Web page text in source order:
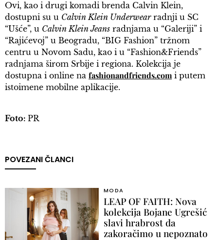
Ovi, kao i drugi komadi brenda Calvin Klein,
dostupni su u Calvin Klein Underwearradnji u SC
“Ušće”, u Calvin Klein Jeans radnjama u “Galeriji” i
“Rajićevoj” u Beogradu, “BIG Fashion” tržnom
centru u Novom Sadu, kao i u “Fashion&Friends”
radnjama širom Srbije i regiona. Kolekcija je
dostupna i online na fashionandfriends.comi putem
istoimene mobilne aplikacije.
Foto: PR
POVEZANI ČLANCI
MODA
LEAP OF FAITH: Nova
kolekcija Bojane Ugrešić
slavi hrabrost da
zakoračimo u nepoznato